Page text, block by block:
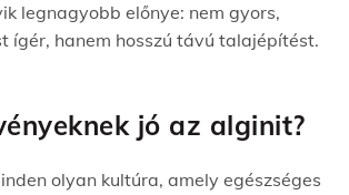
legnagyobb előnye: nem gyors,
ígér, hanem hosszú távú talajépítést.
jó az alginit?
olyan kultúra, amely egészséges